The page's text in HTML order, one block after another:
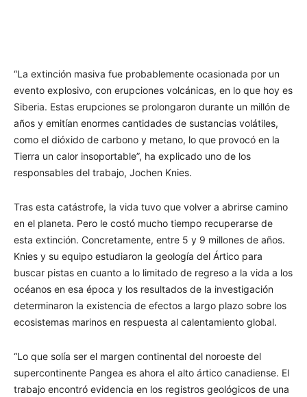
“La extinción masiva fue probablemente ocasionada por un
evento explosivo, con erupciones volcánicas, en lo que hoy es
Siberia. Estas erupciones se prolongaron durante un millón de
años y emitían enormes cantidades de sustancias volátiles,
como el dióxido de carbono y metano, lo que provocó en la
Tierra un calor insoportable”, ha explicado uno de los
responsables del trabajo, Jochen Knies.
Tras esta catástrofe, la vida tuvo que volver a abrirse camino
en el planeta. Pero le costó mucho tiempo recuperarse de
esta extinción. Concretamente, entre 5 y 9 millones de años.
Knies y su equipo estudiaron la geología del Ártico para
buscar pistas en cuanto a lo limitado de regreso a la vida a los
océanos en esa época y los resultados de la investigación
determinaron la existencia de efectos a largo plazo sobre los
ecosistemas marinos en respuesta al calentamiento global.
“Lo que solía ser el margen continental del noroeste del
supercontinente Pangea es ahora el alto ártico canadiense. El
trabajo encontró evidencia en los registros geológicos de una